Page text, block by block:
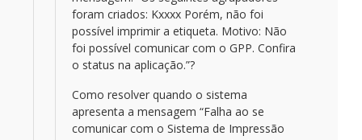
foram criados: Kxxxx Porém, não foi
possível imprimir a etiqueta. Motivo: Não
foi possível comunicar com o GPP. Confira
o status na aplicação.”?
Como resolver quando o sistema
apresenta a mensagem “Falha ao se
comunicar com o Sistema de Impressão